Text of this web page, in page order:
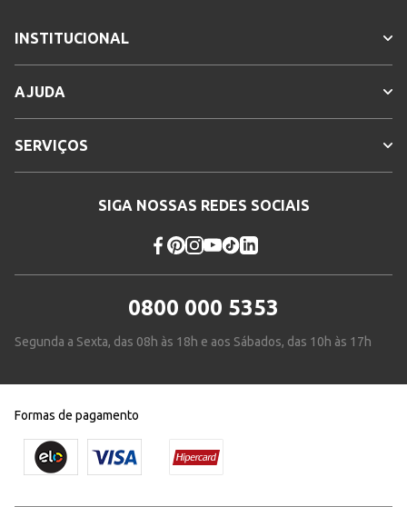
INSTITUCIONAL
AJUDA
SERVIÇOS
SIGA NOSSAS REDES SOCIAIS
0800 000 5353
Segunda a Sexta, das 08h às 18h e aos Sábados, das 10h às 17h
Formas de pagamento